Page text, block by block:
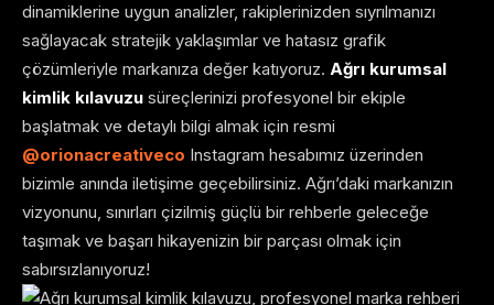
dinamiklerine uygun analizler, rakiplerinizden sıyrılmanızı
sağlayacak stratejik yaklaşımlar ve hatasız grafik
çözümleriyle markanıza değer katıyoruz. Ağrı kurumsal
kimlik kılavuzu süreçlerinizi profesyonel bir ekiple
başlatmak ve detaylı bilgi almak için resmi
@orionacreativeco Instagram hesabımız üzerinden
bizimle anında iletişime geçebilirsiniz. Ağrı’daki markanızın
vizyonunu, sınırları çizilmiş güçlü bir rehberle geleceğe
taşımak ve başarı hikayenizin bir parçası olmak için
sabırsızlanıyoruz!